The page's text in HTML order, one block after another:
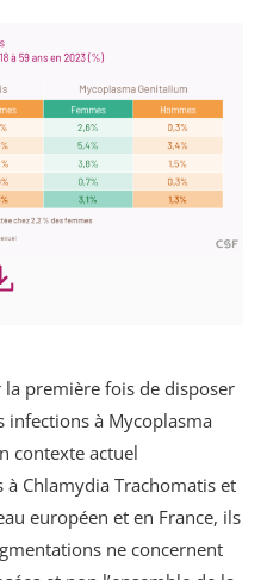
première fois de disposer
infections à Mycoplasma
contexte actuel
à Chlamydia Trachomatis et
européen et en France, ils
ne concernent